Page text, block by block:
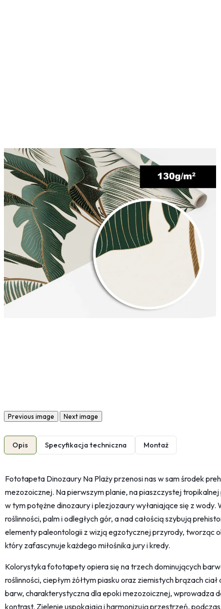
Previous image Next image
Opis Specyfikacja techniczna Montaż
Fototapeta Dinozaury Na Plaży przenosi nas w sam środek
mezozoicznej. Na pierwszym planie, na piaszczystej
w tym potężne dinozaury i plezjozaury wyłaniające się z wody.
roślinności, palm i odległych gór, a nad całością szybują
elementy paleontologii z wizją egzotycznej przyrody, tworząc
który zafascynuje każdego miłośnika jury i kredy.
Kolorystyka fototapety opiera się na trzech dominujących
roślinności, ciepłym żółtym piasku oraz ziemistych brązach
barw, charakterystyczna dla epoki mezozoicznej, wprowadza
kontrast. Zielenie uspokajają i harmonizują przestrzeń,